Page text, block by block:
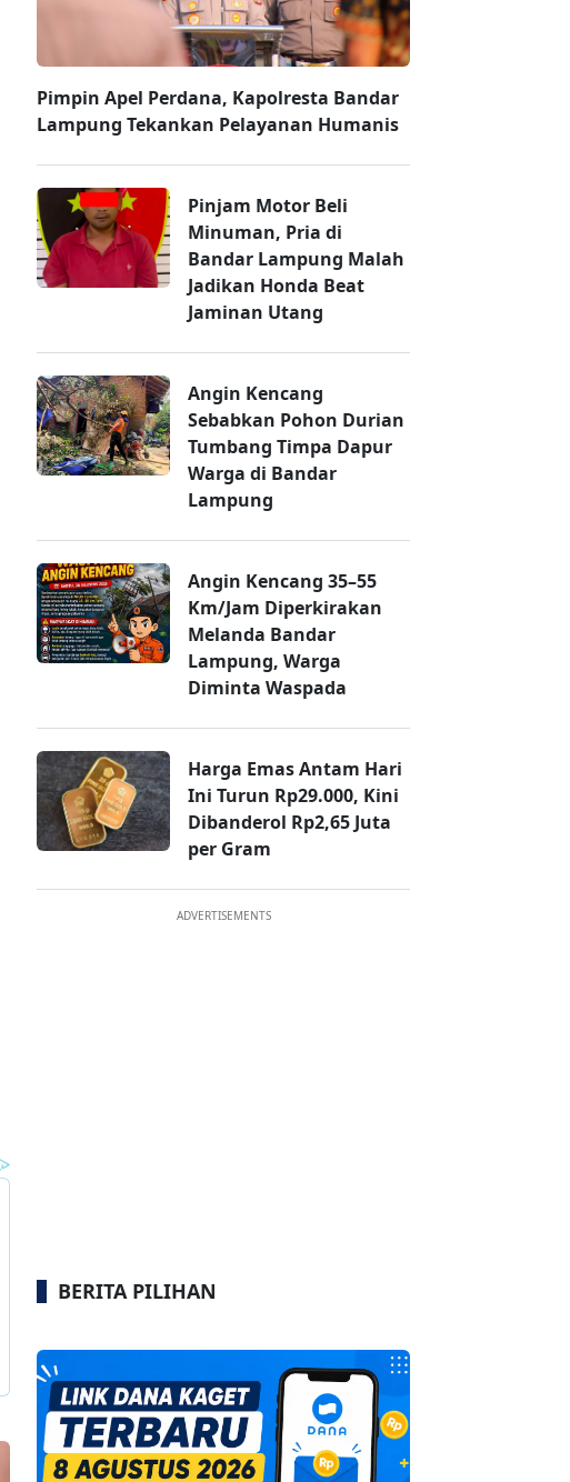
Pimpin Apel Perdana, Kapolresta Bandar
Lampung Tekankan Pelayanan Humanis
Pinjam Motor Beli
Minuman, Pria di
Bandar Lampung Malah
Jadikan Honda Beat
Jaminan Utang
Angin Kencang
Sebabkan Pohon Durian
Tumbang Timpa Dapur
Warga di Bandar
Lampung
Angin Kencang 35–55
Km/Jam Diperkirakan
Melanda Bandar
Lampung, Warga
Diminta Waspada
Harga Emas Antam Hari
Ini Turun Rp29.000, Kini
Dibanderol Rp2,65 Juta
per Gram
ADVERTISEMENTS
BERITA PILIHAN